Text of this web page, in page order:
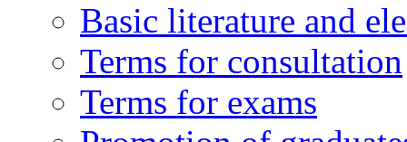
Basic literature and
Terms for consultation
Terms for exams